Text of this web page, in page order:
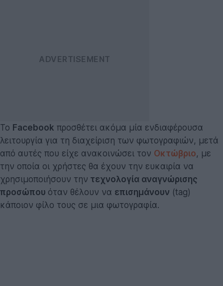
Το Facebook προσθέτει ακόμα μία ενδιαφέρουσα
λειτουργία για τη διαχείριση των φωτογραφιών, μετά
από αυτές που είχε ανακοινώσει τον Οκτώβριο, με
την οποία οι χρήστες θα έχουν την ευκαιρία να
χρησιμοποιήσουν την τεχνολογία αναγνώρισης
προσώπου όταν θέλουν να επισημάνουν (tag)
κάποιον φίλο τους σε μια φωτογραφία.